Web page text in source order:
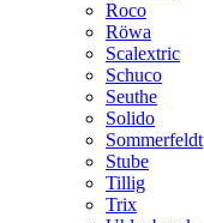
Roco
Röwa
Scalextric
Schuco
Seuthe
Solido
Sommerfeldt
Stube
Tillig
Trix